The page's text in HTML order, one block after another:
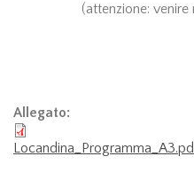
(attenzione: venire
Allegato: